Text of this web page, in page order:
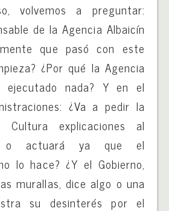
volvemos a preguntar:
de la Agencia Albaicín
que pasó con este
¿Por qué la Agencia
ejecutado nada? Y en el
¿Va a pedir la
Cultura explicaciones al
o actuará ya que el
lo hace? ¿Y el Gobierno,
murallas, dice algo o una
su desinterés por el